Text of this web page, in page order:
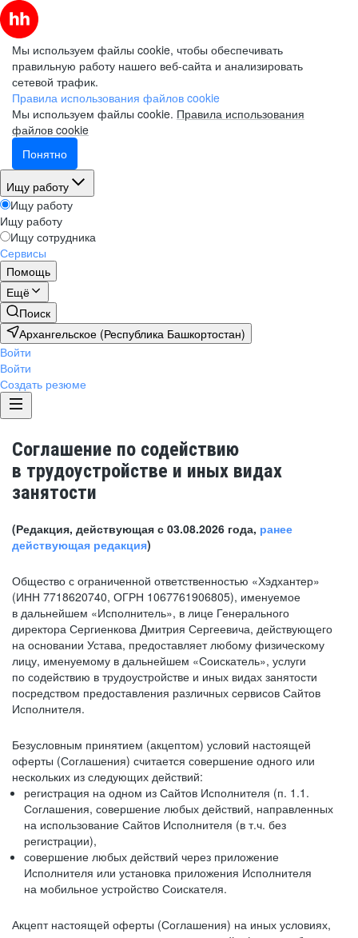
Мы используем файлы cookie, чтобы обеспечивать
правильную работу нашего веб-сайта и анализировать
сетевой трафик.
Правила использования файлов cookie
Мы используем файлы cookie. Правила использования
файлов cookie
Понятно
Ищу работу
Ищу работу
Ищу работу
Ищу сотрудника
Сервисы
Помощь
Ещё
Поиск
Архангельское (Республика Башкортостан)
Войти
Войти
Создать резюме
Соглашение по содействию
в трудоустройстве и иных видах
занятости
(Редакция, действующая с 03.08.2026 года, ранее
действующая редакция)
Общество с ограниченной ответственностью «Хэдхантер»
(ИНН 7718620740, ОГРН 1067761906805), именуемое
в дальнейшем «Исполнитель», в лице Генерального
директора Сергиенкова Дмитрия Сергеевича, действующего
на основании Устава, предоставляет любому физическому
лицу, именуемому в дальнейшем «Соискатель», услуги
по содействию в трудоустройстве и иных видах занятости
посредством предоставления различных сервисов Сайтов
Исполнителя.
Безусловным принятием (акцептом) условий настоящей
оферты (Соглашения) считается совершение одного или
нескольких из следующих действий:
регистрация на одном из Сайтов Исполнителя (п. 1.1.
Соглашения, совершение любых действий, направленных
на использование Сайтов Исполнителя (в т.ч. без
регистрации),
совершение любых действий через приложение
Исполнителя или установка приложения Исполнителя
на мобильное устройство Соискателя.
Акцепт настоящей оферты (Соглашения) на иных условиях,